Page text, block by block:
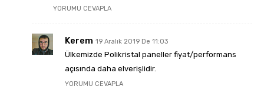
YORUMU CEVAPLA
Kerem 19 Aralık 2019 De 11:03
Ülkemizde Polikristal paneller fiyat/performans
açısında daha elverişlidir.
YORUMU CEVAPLA